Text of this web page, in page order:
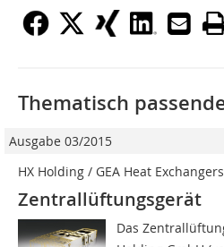
Thematisch
Ausgabe 03/2015
HX Holding / GEA Heat Exchangers
Zentrallüftungsgerät
Das